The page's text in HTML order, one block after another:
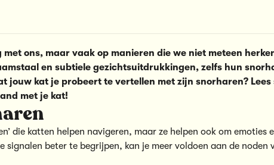
ons, maar vaak op manieren die we niet meteen
en subtiele gezichtsuitdrukkingen, zelfs hun
jouw kat je probeert te vertellen met zijn snorharen? Lees
met je kat!
die katten helpen navigeren, maar ze helpen ook om emoties
signalen beter te begrijpen, kan je meer voldoen aan de noden